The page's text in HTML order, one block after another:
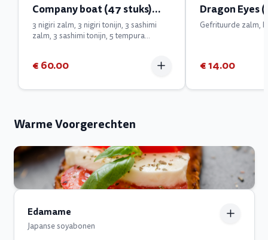
Company boat (47 stuks)
-2prs.
3 nigiri zalm, 3 nigiri tonijn, 3 sashimi
zalm, 3 sashimi tonijn, 5 tempura
in/out zalm, 4 surimi
€ 60.00
Dragon Eyes
Gefrituurde zalm,
€ 14.00
Warme Voorgerechten
Edamame
Japanse soyabonen